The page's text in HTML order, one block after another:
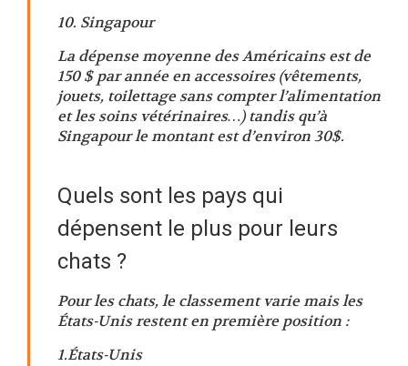
10. Singapour
La dépense moyenne des Américains est de
150 $ par année en accessoires (vêtements,
jouets, toilettage sans compter l’alimentation
et les soins vétérinaires…) tandis qu’à
Singapour le montant est d’environ 30$.
Quels sont les pays qui
dépensent le plus pour leurs
chats ?
Pour les chats, le classement varie mais les
États-Unis restent en première position :
1.États-Unis